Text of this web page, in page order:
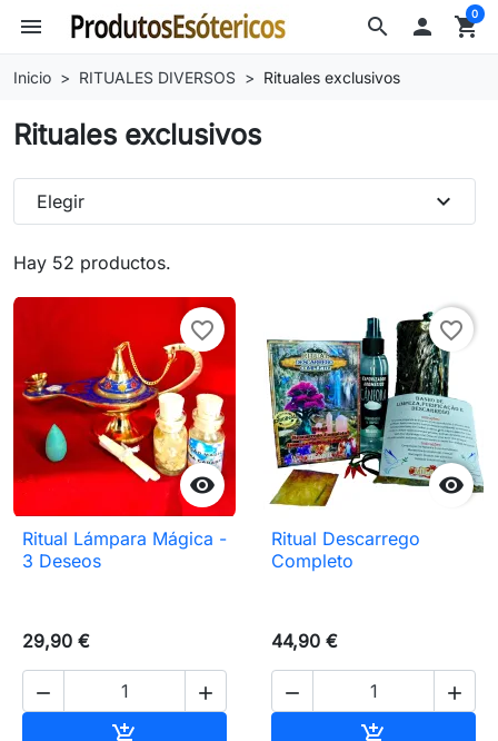
search
menu  shopping_cart
0
Inicio RITUALES DIVERSOS Rituales exclusivos
Rituales exclusivos
Hay 52 productos.
Elegir expand_more

favorite_border
Ritual Lámpara Mágica -
3 Deseos
29,90 €
 


favorite_border
Ritual Descarrego
Completo
44,90 €
 
